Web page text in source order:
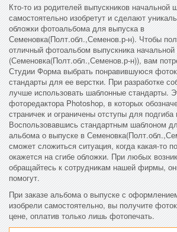
Кто-то из родителей выпускников начальной
самостоятельно изобретут и сделают
обложки фотоальбома для выпуска в
Семеновка(Полт.обл.,Семенов.р-н). Чтобы
отличный фотоальбом выпускника
(Семеновка(Полт.обл.,Семенов.р-н)), вам
Студии Форма выбрать понравившуюся
стандарты для ее верстки. При разработке
лучше использовать шаблонные стандарты.
фоторедактора Photoshop, в которых
страничек и ограничены отступы для
Воспользовавшись стандартным шаблоном
альбома о выпуске в
сможет сложиться ситуация, когда какая-то
окажется на сгибе обложки. При любых
обращайтесь к сотрудникам нашей фирмы,
помогут.
При заказе альбома о выпуске с
изобрели самостоятельно, вы получите
цене, оплатив только лишь фотопечать.